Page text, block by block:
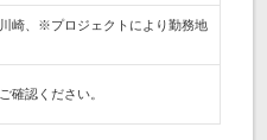
崎、※プロジェクトにより勤務地
確認ください。